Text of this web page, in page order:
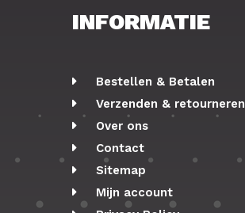
INFORMATIE
Bestellen & Betalen
Verzenden & retourneren
Over ons
Contact
Sitemap
Mijn account